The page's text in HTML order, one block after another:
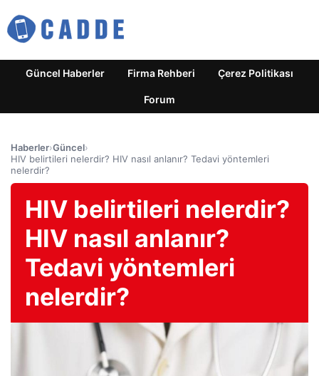
Güncel Haberler Firma Rehberi Çerez Politikası
Forum
Haberler›Güncel›
HIV belirtileri nelerdir? HIV nasıl anlanır? Tedavi yöntemleri
nelerdir?
HIV belirtileri nelerdir?
HIV nasıl anlanır?
Tedavi yöntemleri
nelerdir?